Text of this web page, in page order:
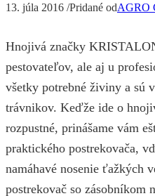
13. júla 2016 /Pridané odAGRO
Hnojivá značky
pestovateľov, ale aj u
všetky potrebné živiny a sú
trávnikov. Keďže ide o
rozpustné, prinášame vám
praktického postrekovača,
namáhavé nosenie ťažkých
postrekovač so zásobníkom